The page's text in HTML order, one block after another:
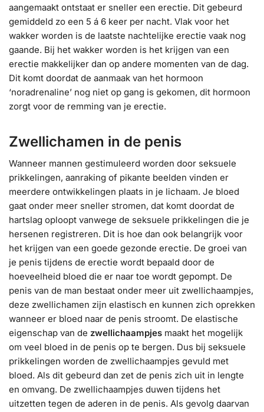
aangemaakt ontstaat er sneller een erectie. Dit gebeurd
gemiddeld zo een 5 á 6 keer per nacht. Vlak voor het
wakker worden is de laatste nachtelijke erectie vaak nog
gaande. Bij het wakker worden is het krijgen van een
erectie makkelijker dan op andere momenten van de dag.
Dit komt doordat de aanmaak van het hormoon
‘noradrenaline’ nog niet op gang is gekomen, dit hormoon
zorgt voor de remming van je erectie.
Zwellichamen in de penis
Wanneer mannen gestimuleerd worden door seksuele
prikkelingen, aanraking of pikante beelden vinden er
meerdere ontwikkelingen plaats in je lichaam. Je bloed
gaat onder meer sneller stromen, dat komt doordat de
hartslag oploopt vanwege de seksuele prikkelingen die je
hersenen registreren. Dit is hoe dan ook belangrijk voor
het krijgen van een goede gezonde erectie. De groei van
je penis tijdens de erectie wordt bepaald door de
hoeveelheid bloed die er naar toe wordt gepompt. De
penis van de man bestaat onder meer uit zwellichaampjes,
deze zwellichamen zijn elastisch en kunnen zich oprekken
wanneer er bloed naar de penis stroomt. De elastische
eigenschap van de zwellichaampjes maakt het mogelijk
om veel bloed in de penis op te bergen. Dus bij seksuele
prikkelingen worden de zwellichaampjes gevuld met
bloed. Als dit gebeurd dan zet de penis zich uit in lengte
en omvang. De zwellichaampjes duwen tijdens het
uitzetten tegen de aderen in de penis. Als gevolg daarvan